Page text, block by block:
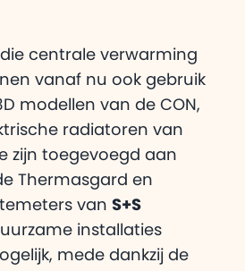
centrale verwarming
vanaf nu ook gebruik
modellen van de CON,
radiatoren van
zijn toegevoegd aan
Thermasgard en
van S+S
installaties
mede dankzij de